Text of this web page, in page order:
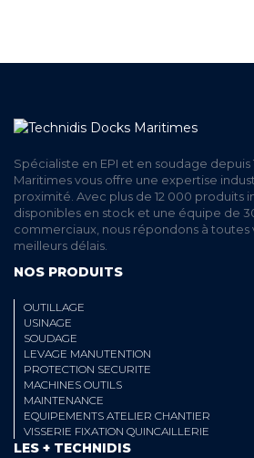
Spécialiste en EPI et en soudage depuis
Maritimes vous offre une expertise
proximité. Avec plus de 12 000 produits
disponibles en stock et une équipe de
commerciaux, nous répondons à toutes
meilleurs délais.
NOS PRODUITS
OUTILLAGE
USINAGE
SOUDAGE
LEVAGE MANUTENTION
PROTECTION SECURITE
MACHINES OUTILS
MAINTENANCE
EQUIPEMENTS ATELIER CHANTIER
VISSERIE FIXATION QUINCAILLERIE
LES + TECHNIDIS